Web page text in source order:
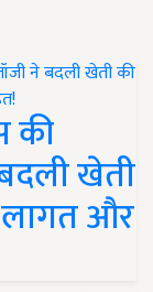
की
खेती
लागत और